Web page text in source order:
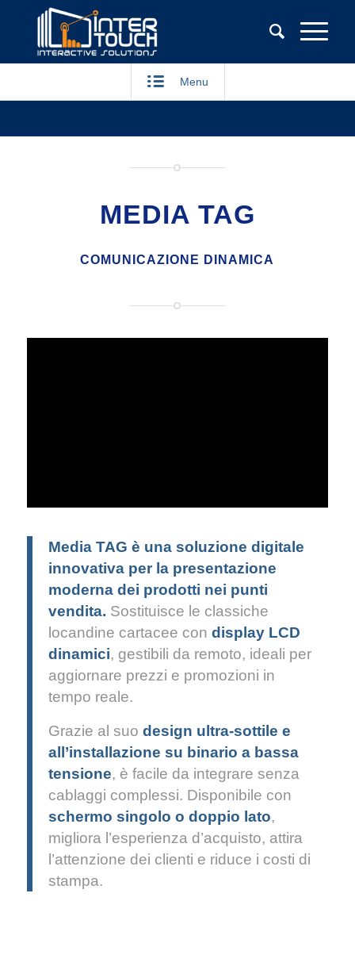
Menu
MEDIA TAG
COMUNICAZIONE DINAMICA
Media TAG è una soluzione digitale
innovativa per la presentazione
moderna dei prodotti nei punti
vendita. Sostituisce le classiche
locandine cartacee con display LCD
dinamici, gestibili da remoto, ideali per
aggiornare prezzi e promozioni in
tempo reale.
Grazie al suo design ultra-sottile e
all’installazione su binario a bassa
tensione, è facile da integrare senza
cablaggi complessi. Disponibile con
schermo singolo o doppio lato,
migliora l’esperienza d’acquisto, attira
l’attenzione dei clienti e riduce i costi di
stampa.